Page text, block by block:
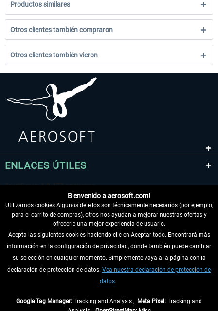
Productos similares
Otros clientes también compraron
Otros clientes también vieron
ENLACES ÚTILES
DESISTIR DEL CONTRATO
INFORMACIÓN
Bienvenido a aerosoft.com!
Utilizamos cookies Algunos de ellos son técnicamente necesarios (por ejemplo,
para el carrito de compras), otros nos ayudan a mejorar nuestras ofertas y
ofrecerle una mejor experiencia de usuario.
Acepta las siguientes cookies haciendo clic en Aceptar todo. Encontrará más
información en la configuración de privacidad, donde también puede cambiar
su selección en cualquier momento. Simplemente vaya a la página con la
declaración de protección de datos. Vea nuestra declaración de protección de
datos.
Google Tag Manager: Tracking and Analysis , Meta Pixel: Tracking and